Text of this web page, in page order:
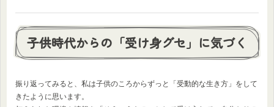
子供時代からの「受け身グセ」に気づく
振り返ってみると、私は子供のころからずっと「受動的な生き方」をして
きたように思います。